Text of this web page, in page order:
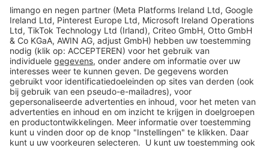
PrivacyinstellingenAlgemene voorwaardenPrivacybeleidColofon
Help Center